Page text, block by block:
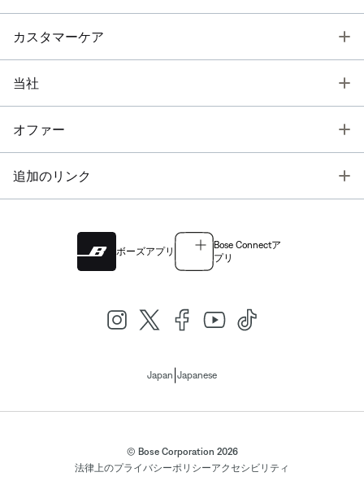
カスタマーケア
当社
オファー
追加のリンク
ボーズアプリ
Bose Connectア
プリ
Japan Japanese
© Bose Corporation 2026
法律上のプライバシーポリシーアクセシビリティ